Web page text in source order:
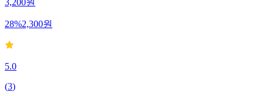
3,200원
28%2,300원
5.0
(3)